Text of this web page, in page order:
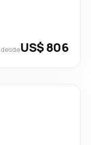
desdeUS$ 806